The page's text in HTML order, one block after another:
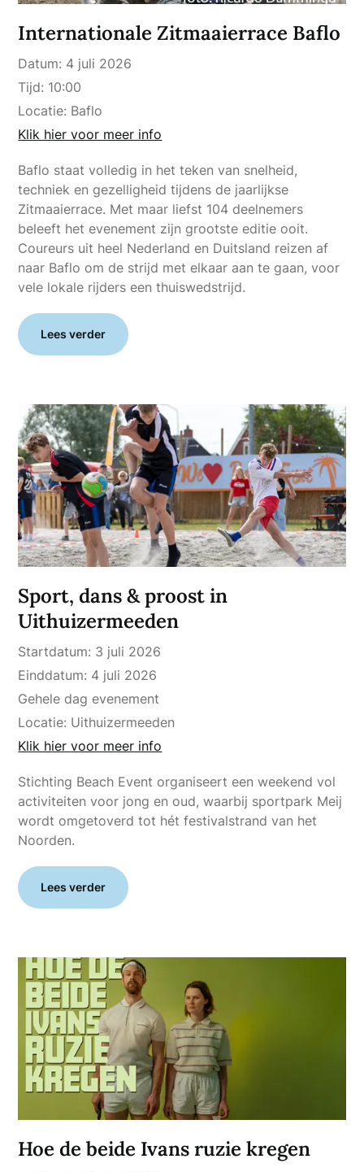
Internationale Zitmaaierrace Baflo
Datum: 4 juli 2026
Tijd: 10:00
Locatie: Baflo
Klik hier voor meer info
Baflo staat volledig in het teken van snelheid,
techniek en gezelligheid tijdens de jaarlijkse
Zitmaaierrace. Met maar liefst 104 deelnemers
beleeft het evenement zijn grootste editie ooit.
Coureurs uit heel Nederland en Duitsland reizen af
naar Baflo om de strijd met elkaar aan te gaan, voor
vele lokale rijders een thuiswedstrijd.
Lees verder
Sport, dans & proost in
Uithuizermeeden
Startdatum: 3 juli 2026
Einddatum: 4 juli 2026
Gehele dag evenement
Locatie: Uithuizermeeden
Klik hier voor meer info
Stichting Beach Event organiseert een weekend vol
activiteiten voor jong en oud, waarbij sportpark Meij
wordt omgetoverd tot hét festivalstrand van het
Noorden.
Lees verder
Hoe de beide Ivans ruzie kregen